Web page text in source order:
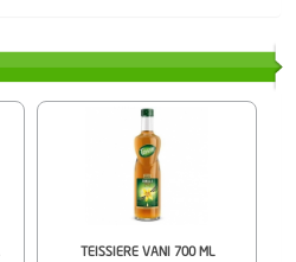
TEISSIERE VANI 700 ML